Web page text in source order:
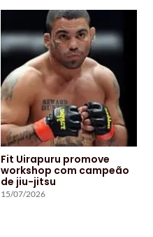
Fit Uirapuru promove
workshop com campeão
de jiu-jitsu
15/07/2026